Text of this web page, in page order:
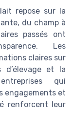
repose sur la
du champ à
passés ont
Les
claires sur
d’élevage et la
qui
engagements et
renforcent leur